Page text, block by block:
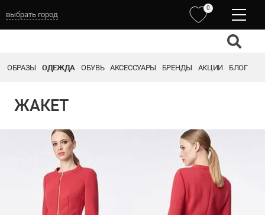
выбрать город
0
ОБРАЗЫ ОДЕЖДА ОБУВЬ АКСЕССУАРЫ БРЕНДЫ АКЦИИ БЛОГ
ЖАКЕТ